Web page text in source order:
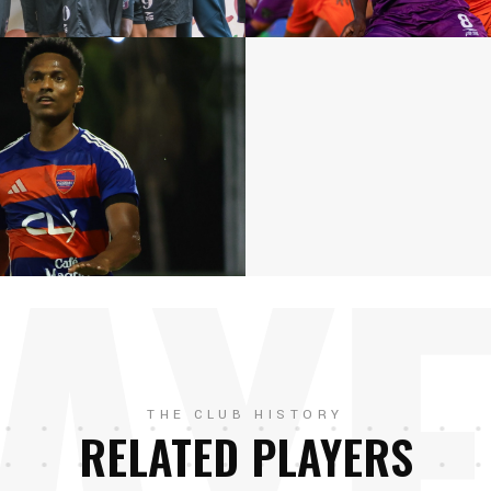
THE CLUB HISTORY
RELATED PLAYERS